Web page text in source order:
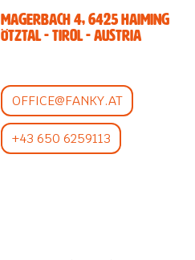
Magerbach 4, 6425 Haiming
Ötztal - Tirol - Austria
OFFICE@FANKY.AT
+43 650 6259113